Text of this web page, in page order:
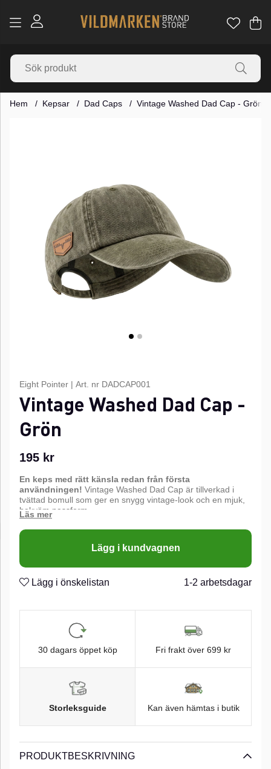
.
Hem Kepsar Dad Caps Vintage Washed Dad Cap - Grön
Eight Pointer | Art. nr DADCAP001
Vintage Washed Dad Cap -
Grön
195 kr
En keps med rätt känsla redan från första
användningen! Vintage Washed Dad Cap är tillverkad i
tvättad bomull som ger en snygg vintage-look och en mjuk,
bekväm passform.
Lägg i kundvagnen
Lägg i önskelistan 1-2 arbetsdagar
30 dagars öppet köp Fri frakt över 699 kr
Storleksguide Kan även hämtas i butik
PRODUKTBESKRIVNING